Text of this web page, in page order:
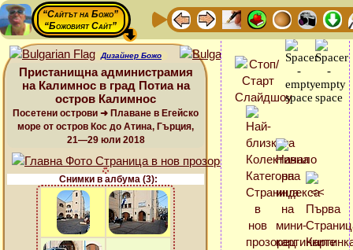
“Сайтът на Божо”
“Божовият Сайт”
Дизайнер Божо
Пристанищна администрамия
на Калимнос в град Потиа на
остров Калимнос
Посетени острови ➜ Плаване в Егейско
море от остров Кос до Атина, Гърция,
21—29 юли 2018
Снимки в албума (3):